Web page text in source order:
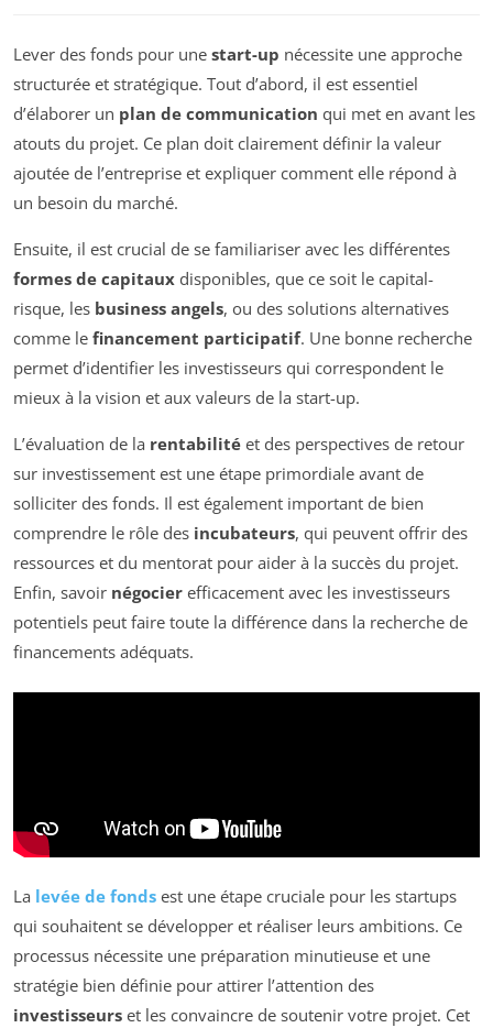
Lever des fonds pour une start-up nécessite une approche
structurée et stratégique. Tout d’abord, il est essentiel
d’élaborer un plan de communication qui met en avant les
atouts du projet. Ce plan doit clairement définir la valeur
ajoutée de l’entreprise et expliquer comment elle répond à
un besoin du marché.
Ensuite, il est crucial de se familiariser avec les différentes
formes de capitaux disponibles, que ce soit le capital-
risque, les business angels, ou des solutions alternatives
comme le financement participatif. Une bonne recherche
permet d’identifier les investisseurs qui correspondent le
mieux à la vision et aux valeurs de la start-up.
L’évaluation de la rentabilité et des perspectives de retour
sur investissement est une étape primordiale avant de
solliciter des fonds. Il est également important de bien
comprendre le rôle des incubateurs, qui peuvent offrir des
ressources et du mentorat pour aider à la succès du projet.
Enfin, savoir négocier efficacement avec les investisseurs
potentiels peut faire toute la différence dans la recherche de
financements adéquats.
La levée de fonds est une étape cruciale pour les startups
qui souhaitent se développer et réaliser leurs ambitions. Ce
processus nécessite une préparation minutieuse et une
stratégie bien définie pour attirer l’attention des
investisseurs et les convaincre de soutenir votre projet. Cet